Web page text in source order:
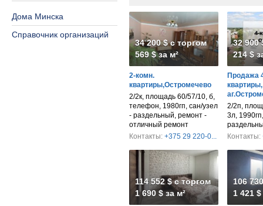
Дома Минска
Справочник организаций
34 200 $ с торгом
569 $ за м²
2-комн.
квартиры,Остромечево
2/2к, площадь 60/57/10, б,
телефон, 1980гп, сан/узел
- раздельный, ремонт -
отличный ремонт
Контакты: +375 29 220-0...
32 900
214 $
Продажа
квартиры,
2/2п,
3л,
Контакты:
114 552 $ с торгом
1 690 $ за м²
106
1 421 $